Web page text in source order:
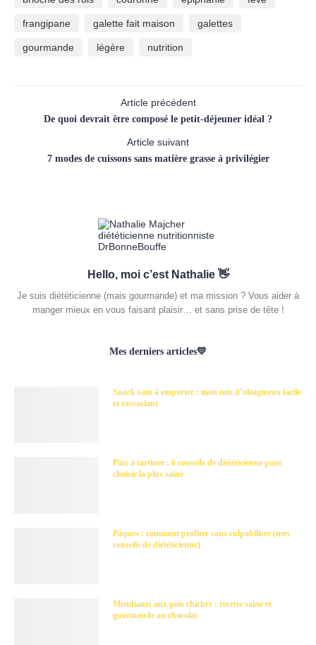
frangipane galette fait maison galettes
gourmande légère nutrition
Article précédent
De quoi devrait être composé le petit-déjeuner idéal ?
Article suivant
7 modes de cuissons sans matière grasse à privilégier
Hello, moi c’est Nathalie 👋
Je suis diététicienne (mais gourmande) et ma mission ? Vous aider à
manger mieux en vous faisant plaisir… et sans prise de tête !
Mes derniers articles💛
Snack sain à emporter : mon mix d’oléagineux facile
et rassasiant
Pâte à tartiner : 6 conseils de diététicienne pour
choisir la plus saine
Pâques : comment profiter sans culpabiliser (mes
conseils de diététicienne)
Mendiants aux pois chiches : recette saine et
gourmande au chocolat